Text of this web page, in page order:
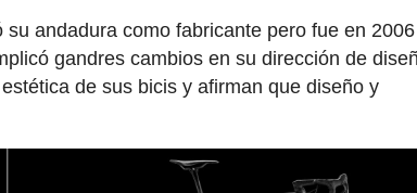
andadura como fabricante pero fue en 2006
gandres cambios en su dirección de
de sus bicis y afirman que diseño y